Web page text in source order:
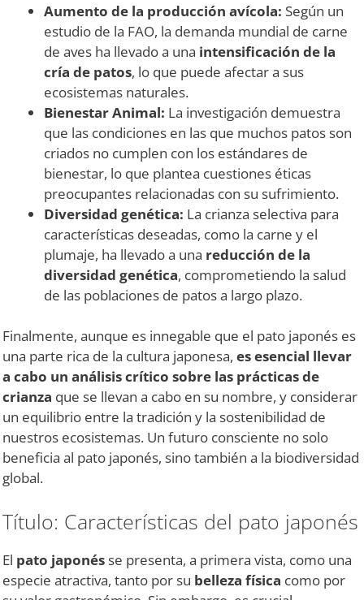
Aumento de la producción avícola: Según un
estudio de la FAO, la demanda mundial de carne
de aves ha llevado a una intensificación de la
cría de patos, lo que puede afectar a sus
ecosistemas naturales.
Bienestar Animal: La investigación demuestra
que las condiciones en las que muchos patos son
criados no cumplen con los estándares de
bienestar, lo que plantea cuestiones éticas
preocupantes relacionadas con su sufrimiento.
Diversidad genética: La crianza selectiva para
características deseadas, como la carne y el
plumaje, ha llevado a una reducción de la
diversidad genética, comprometiendo la salud
de las poblaciones de patos a largo plazo.
Finalmente, aunque es innegable que el pato japonés es
una parte rica de la cultura japonesa, es esencial llevar
a cabo un análisis crítico sobre las prácticas de
crianza que se llevan a cabo en su nombre, y considerar
un equilibrio entre la tradición y la sostenibilidad de
nuestros ecosistemas. Un futuro consciente no solo
beneficia al pato japonés, sino también a la biodiversidad
global.
Título: Características del pato japonés
El pato japonés se presenta, a primera vista, como una
especie atractiva, tanto por su belleza física como por